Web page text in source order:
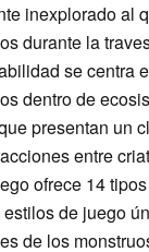
inexplorado al
durante la
se centra
dentro de
presentan un
entre
ofrece 14
de juego
de los